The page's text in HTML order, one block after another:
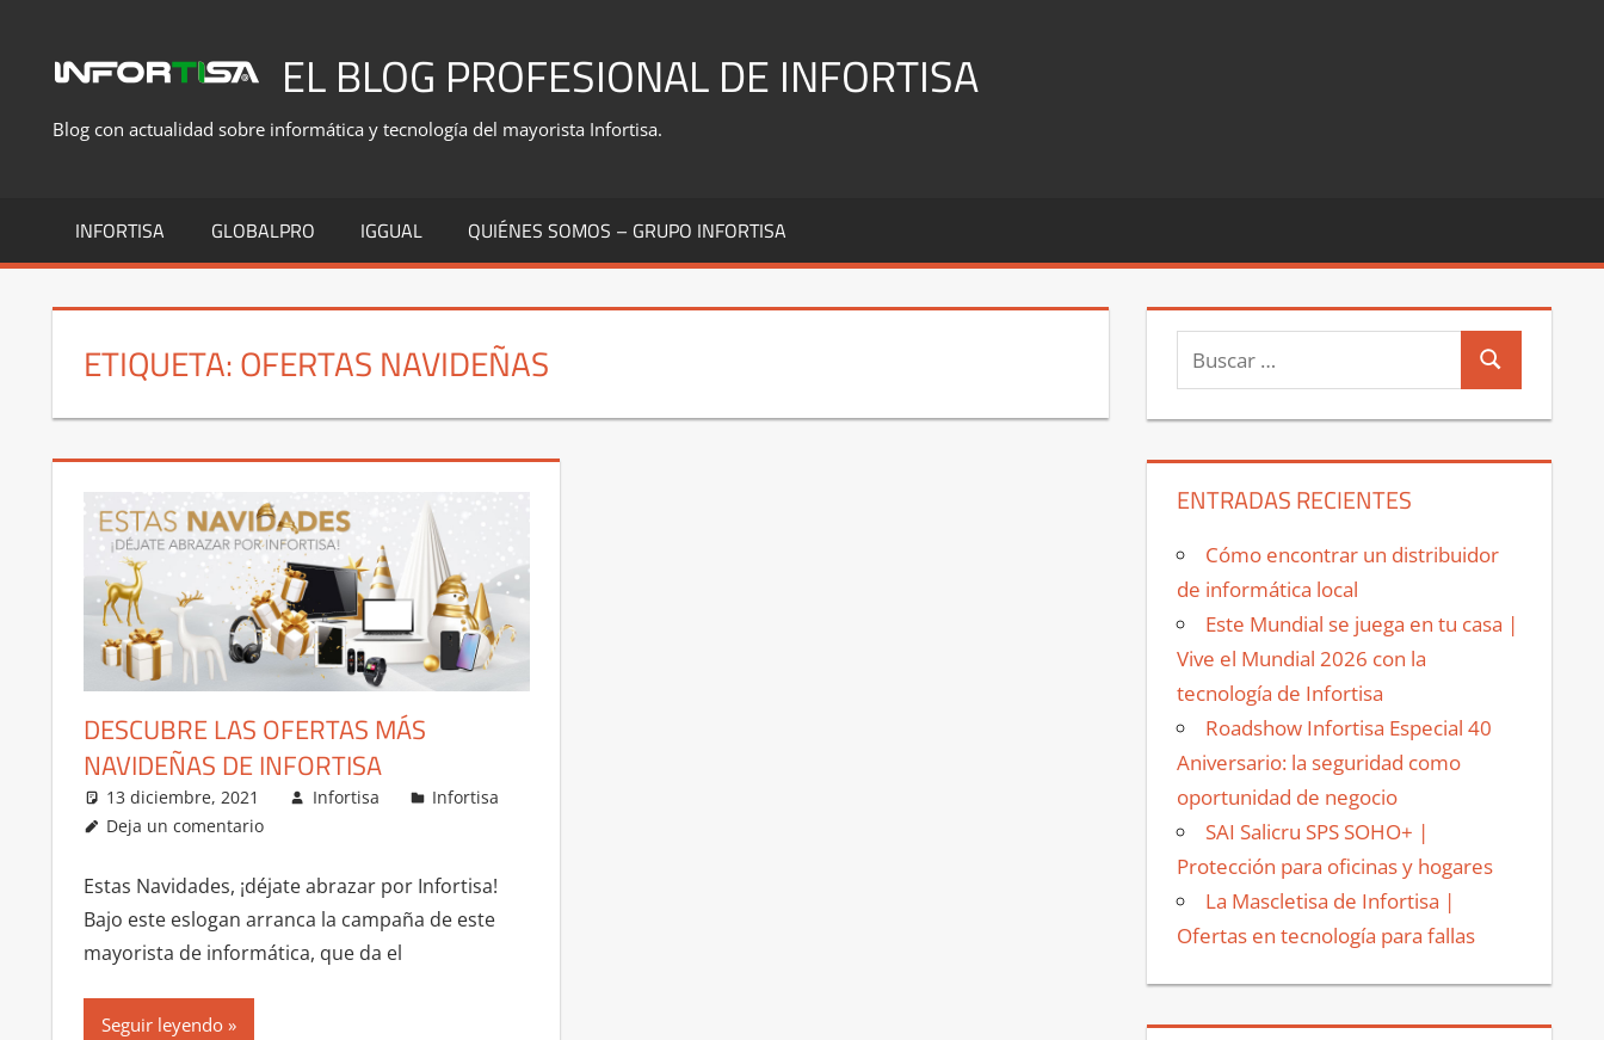
contenido
EL BLOG PROFESIONAL DE INFORTISA
Blog con actualidad sobre informática y tecnología del mayorista Infortisa.
INFORTISA GLOBALPRO IGGUAL QUIÉNES SOMOS – GRUPO INFORTISA
ETIQUETA:OFERTAS NAVIDEÑAS
DESCUBRE LAS OFERTAS MÁS
NAVIDEÑAS DE INFORTISA
13 diciembre, 2021 Infortisa
Infortisa
Deja un comentario
Estas Navidades, ¡déjate abrazar por Infortisa!
Bajo este eslogan arranca la campaña de este
mayorista de informática, que da el
Seguir leyendo
Buscar:
Buscar
ENTRADAS RECIENTES
Cómo encontrar un distribuidor
de informática local
Este Mundial se juega en tu casa |
Vive el Mundial 2026 con la
tecnología de Infortisa
Roadshow Infortisa Especial 40
Aniversario: la seguridad como
oportunidad de negocio
SAI Salicru SPS SOHO+ |
Protección para oficinas y hogares
La Mascletisa de Infortisa |
Ofertas en tecnología para fallas